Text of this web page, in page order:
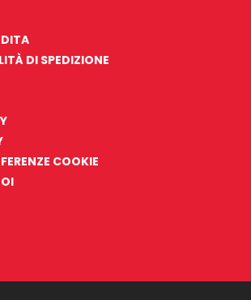
DI SPEDIZIONE
COOKIE